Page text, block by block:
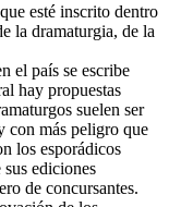
esté inscrito dentro
la dramaturgia, de la
el país se escribe
hay propuestas
suelen ser
con más peligro que
los esporádicos
ediciones
de concursantes.